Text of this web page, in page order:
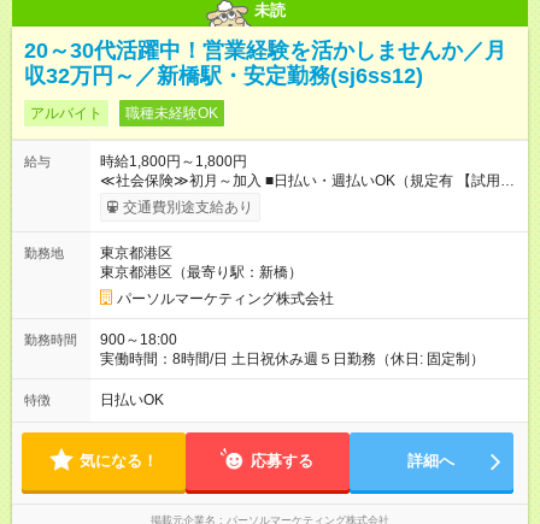
未読
20～30代活躍中！営業経験を活かしませんか／月
収32万円～／新橋駅・安定勤務(sj6ss12)
アルバイト 職種未経験OK
給与
時給1,800円～1,800円
≪社会保険≫初月～加入 ■日払い・週払いOK（規定有 【試用期
間】試用期間なし
交通費別途支給あり
勤務地
東京都港区
東京都港区（最寄り駅：新橋）
パーソルマーケティング株式会社
勤務時間
900～18:00
実働時間：8時間/日 土日祝休み週５日勤務（休日: 固定制）
特徴 日払いOK
気になる！ 応募する 詳細へ
掲載元企業名 パーソルマーケティング株式会社